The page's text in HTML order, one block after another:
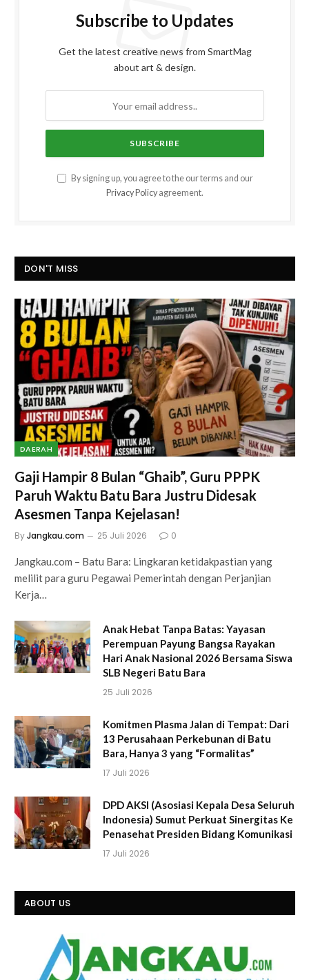
Subscribe to Updates
Get the latest creative news from SmartMag
about art & design.
By signing up, you agree to the our terms and our
Privacy Policy agreement.
DON'T MISS
DAERAH
Gaji Hampir 8 Bulan “Ghaib”, Guru PPPK
Paruh Waktu Batu Bara Justru Didesak
Asesmen Tanpa Kejelasan!
ByJangkau.com 25 Juli 2026 0
Jangkau.com – Batu Bara: Lingkaran ketidakpastian yang
melilit para guru Pegawai Pemerintah dengan Perjanjian
Kerja…
Anak Hebat Tanpa Batas: Yayasan
Perempuan Payung Bangsa Rayakan
Hari Anak Nasional 2026 Bersama Siswa
SLB Negeri Batu Bara
25 Juli 2026
Komitmen Plasma Jalan di Tempat: Dari
13 Perusahaan Perkebunan di Batu
Bara, Hanya 3 yang “Formalitas”
17 Juli 2026
DPD AKSI (Asosiasi Kepala Desa Seluruh
Indonesia) Sumut Perkuat Sinergitas Ke
Penasehat Presiden Bidang Komunikasi
17 Juli 2026
ABOUT US